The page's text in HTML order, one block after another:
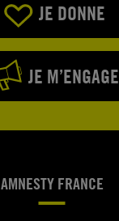
JE DONNE
JE M’ENGAGE
AMNESTY FRANCE